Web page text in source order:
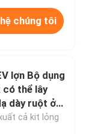
chúng tôi
lợn Bộ dụng
có thể lây
dày ruột ở
cả kit lỏng